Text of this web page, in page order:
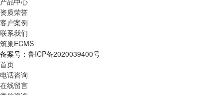
资质荣誉
客户案例
联系我们
筑巢ECMS
备案号： 鲁ICP备2020039400号
首页
电话咨询
在线留言